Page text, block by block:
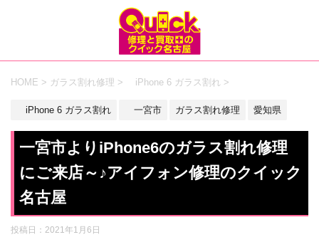
HOME > ガラス割れ修理 > iPhone 6 ガラス割れ >
iPhone 6 ガラス割れ 一宮市 ガラス割れ修理 愛知県
一宮市よりiPhone6のガラス割れ修理
にご来店～♪アイフォン修理のクイック
名古屋
投稿日： 2021年1月6日